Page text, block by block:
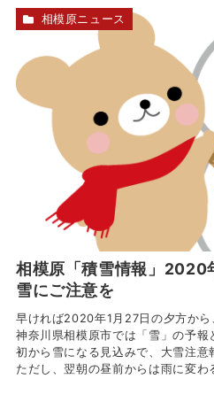
相模原「積雪情報」2020
雪にご注意を
早ければ2020年1月27日の夕方から
神奈川県相模原市では「雪」の予
初から雪になる見込みで、大雪注意
ただし、翌朝の昼前からは雨に変
相模原ニュース